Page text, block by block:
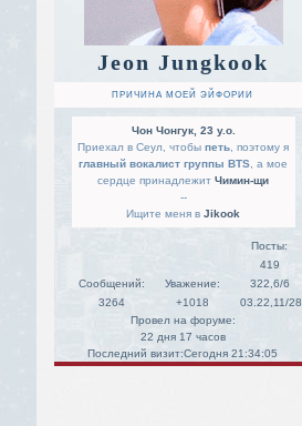
Jeon Jungkook
ПРИЧИНА МОЕЙ ЭЙФОРИИ
Чон Чонгук, 23 y.o.
Приехал в Сеул, чтобы петь , поэтому я
главный вокалист группы BTS , а мое
сердце принадлежит Чимин-щи
--
Ищите меня в Jikook
Сообщений:
3264
Уважение:
+1018
Посты:
419
322,6/6
03.22,11/28
Провел на форуме:
22 дня 17 часов
Последний визит:Сегодня 21:34:05